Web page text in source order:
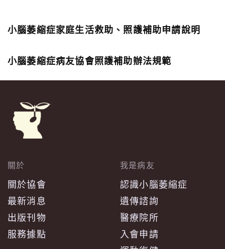
小腦萎縮症家庭生活救助、照護補助申請說明
小腦萎縮症病友協會照護補助辦法規範
關於
關於協會
最新消息
出版刊物
服務據點
我是病友
認識小腦萎縮症
遺傳諮詢
醫療院所
入會申請